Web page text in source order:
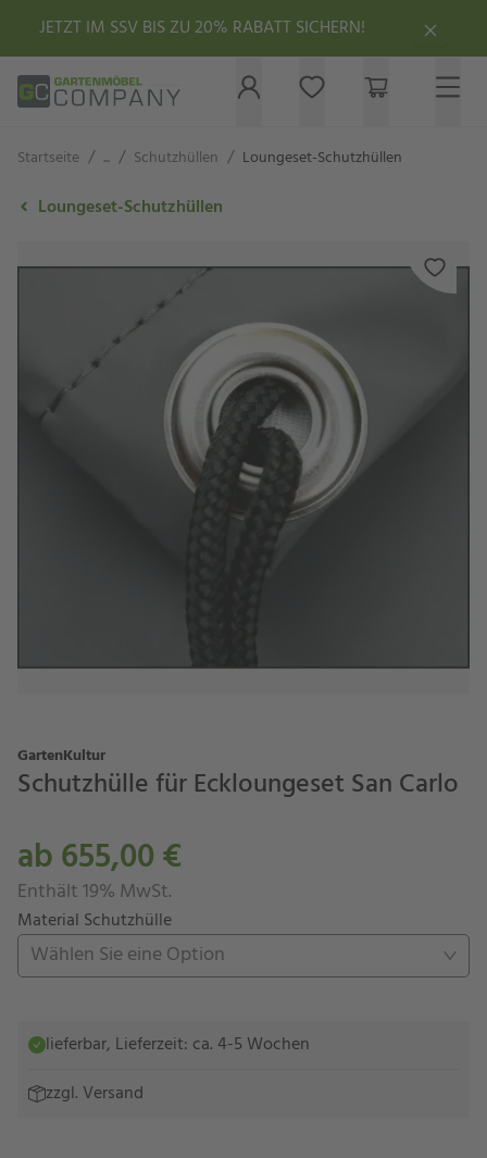
JETZT IM SSV BIS ZU 20% RABATT SICHERN!
Startseite / ... / Schutzhüllen / Loungeset-Schutzhüllen
Loungeset-Schutzhüllen
GartenKultur
Schutzhülle für Eckloungeset San Carlo
ab 655,00 €
Enthält 19% MwSt.
Material Schutzhülle
Wählen Sie eine Option
lieferbar, Lieferzeit: ca. 4-5 Wochen
zzgl. Versand